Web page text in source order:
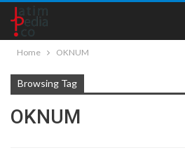
Home OKNUM
Browsing Tag
OKNUM